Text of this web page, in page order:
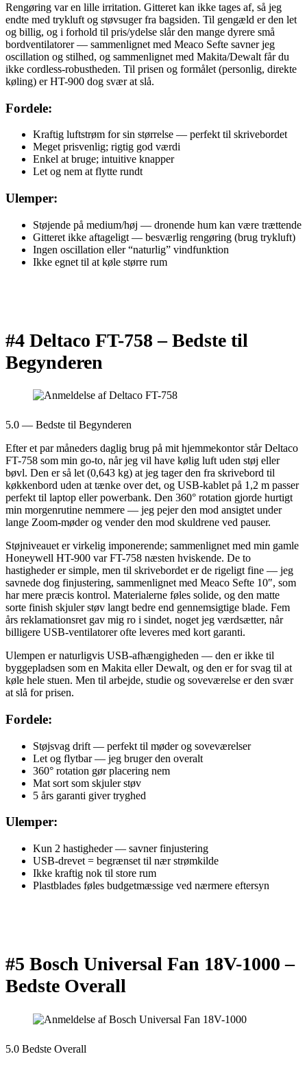
Rengøring var en lille irritation. Gitteret kan ikke tages af, så jeg
endte med trykluft og støvsuger fra bagsiden. Til gengæld er den let
og billig, og i forhold til pris/ydelse slår den mange dyrere små
bordventilatorer — sammenlignet med Meaco Sefte savner jeg
oscillation og stilhed, og sammenlignet med Makita/Dewalt får du
ikke cordless-robustheden. Til prisen og formålet (personlig, direkte
køling) er HT-900 dog svær at slå.
Fordele:
Kraftig luftstrøm for sin størrelse — perfekt til skrivebordet
Meget prisvenlig; rigtig god værdi
Enkel at bruge; intuitive knapper
Let og nem at flytte rundt
Ulemper:
Støjende på medium/høj — dronende hum kan være trættende
Gitteret ikke aftageligt — besværlig rengøring (brug trykluft)
Ingen oscillation eller “naturlig” vindfunktion
Ikke egnet til at køle større rum
#4 Deltaco FT-758 –Bedste til
Begynderen
5.0 — Bedste til Begynderen
Efter et par måneders daglig brug på mit hjemmekontor står Deltaco
FT-758 som min go-to, når jeg vil have kølig luft uden støj eller
bøvl. Den er så let (0,643 kg) at jeg tager den fra skrivebord til
køkkenbord uden at tænke over det, og USB-kablet på 1,2 m passer
perfekt til laptop eller powerbank. Den 360° rotation gjorde hurtigt
min morgenrutine nemmere — jeg pejer den mod ansigtet under
lange Zoom-møder og vender den mod skuldrene ved pauser.
Støjniveauet er virkelig imponerende; sammenlignet med min gamle
Honeywell HT-900 var FT-758 næsten hviskende. De to
hastigheder er simple, men til skrivebordet er de rigeligt fine — jeg
savnede dog finjustering, sammenlignet med Meaco Sefte 10″, som
har mere præcis kontrol. Materialerne føles solide, og den matte
sorte finish skjuler støv langt bedre end gennemsigtige blade. Fem
års reklamationsret gav mig ro i sindet, noget jeg værdsætter, når
billigere USB-ventilatorer ofte leveres med kort garanti.
Ulempen er naturligvis USB-afhængigheden — den er ikke til
byggepladsen som en Makita eller Dewalt, og den er for svag til at
køle hele stuen. Men til arbejde, studie og soveværelse er den svær
at slå for prisen.
Fordele:
Støjsvag drift — perfekt til møder og soveværelser
Let og flytbar — jeg bruger den overalt
360° rotation gør placering nem
Mat sort som skjuler støv
5 års garanti giver tryghed
Ulemper:
Kun 2 hastigheder — savner finjustering
USB-drevet = begrænset til nær strømkilde
Ikke kraftig nok til store rum
Plastblades føles budgetmæssige ved nærmere eftersyn
#5 Bosch Universal Fan 18V-1000 –
Bedste Overall
5.0 Bedste Overall